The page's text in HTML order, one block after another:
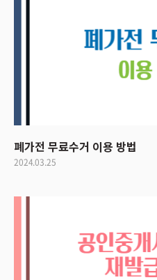
폐가전 무료수거 이용 방법
2024.03.25